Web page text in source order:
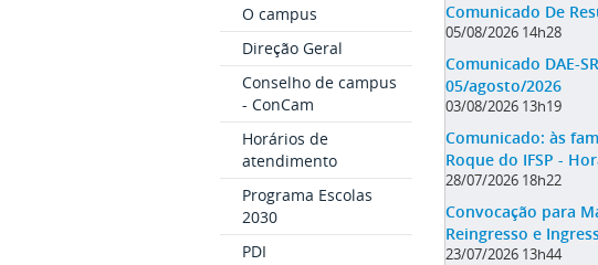
O campus
Direção Geral
Conselho de campus
- ConCam
Horários de
atendimento
Programa Escolas
2030
PDI
Comunicado De
05/08/2026 14h28
Comunicado DAE-
05/agosto/2026
03/08/2026 13h19
Comunicado: às
Roque do IFSP -
28/07/2026 18h22
Convocação para
Reingresso e
23/07/2026 13h44